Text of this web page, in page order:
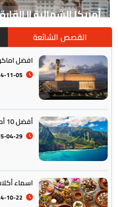
أمريكا الشمالية || القارة
أمريكا الجنوبية || القارة
القصص الشائعة
افضل اماكن
2024-11-05
أفضل 10 أماكن سياحية في العالم
2025-04-29
اسماء أكلات
2024-10-22